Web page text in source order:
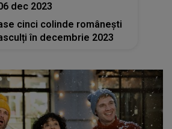
dec 2023
cinci colinde românești
în decembrie 2023